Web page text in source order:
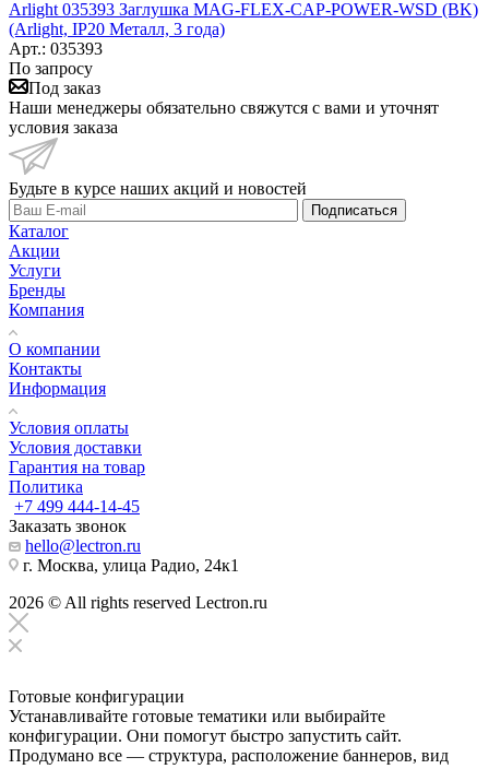
Arlight 035393 Заглушка MAG-FLEX-CAP-POWER-WSD (BK)
(Arlight, IP20 Металл, 3 года)
Арт.: 035393
По запросу
Под заказ
Наши менеджеры обязательно свяжутся с вами и уточнят
условия заказа
Будьте в курсе наших акций и новостей
Подписаться
Каталог
Акции
Услуги
Бренды
Компания
О компании
Контакты
Информация
Условия оплаты
Условия доставки
Гарантия на товар
Политика
+7 499 444-14-45
Заказать звонок
hello@lectron.ru
г. Москва, улица Радио, 24к1
2026 © All rights reserved Lectron.ru
Готовые конфигурации
Устанавливайте готовые тематики или выбирайте
конфигурации. Они помогут быстро запустить сайт.
Продумано все — структура, расположение баннеров, вид